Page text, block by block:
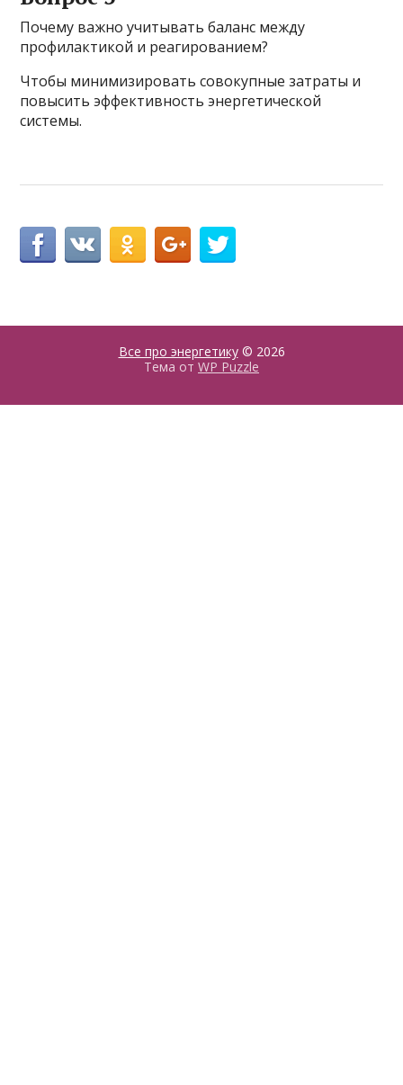
Почему важно учитывать баланс между
профилактикой и реагированием?
Чтобы минимизировать совокупные затраты и
повысить эффективность энергетической
системы.
Все про энергетику© 2026
Тема от WP Puzzle